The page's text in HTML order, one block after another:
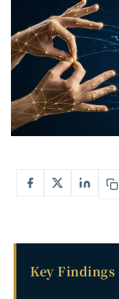
Key Findings